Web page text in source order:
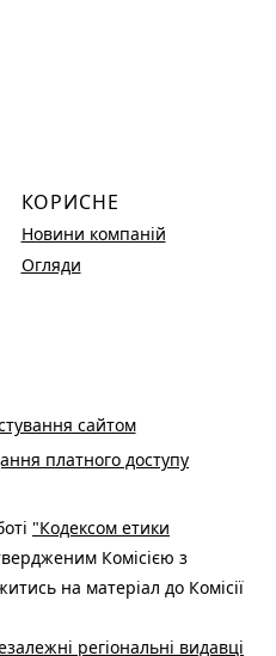
КОРИСНЕ
Новини компаній
Огляди
сайтом
платного доступу
"Кодексом етики
Комісією з
на матеріал до Комісії
регіональні видавці